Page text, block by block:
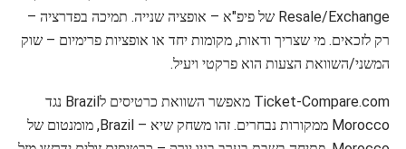
Resale/Exchange של פיפ"א – אופציה שנייה. תמיכה בפדרציה –
רק לזכאים. מי שצריך ודאות, מקומות יחד או אופציות פרימיום – שוק
המשני/השוואת הצעות הוא פרקטי ויעיל.
Ticket-Compare.com מאפשר השוואת כרטיסים לBrazil נגד
Morocco ממקורות נבחרים. זהו משחק שיא – Brazil, מומנטום של